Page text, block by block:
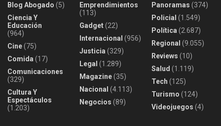
Blog Abogado (5)
Ciencia Y
Educación
(964)
Cine(75)
Comida (17)
Comunicaciones
(329)
Cultura Y
Espectáculos
(1.203)
Emprendimientos
(113)
Gadget(22)
Internacional (956)
Justicia (329)
Legal (1.289)
Magazine(35)
Nacional (4.113)
Negocios (89)
Panoramas (374)
Policial (1.549)
Política (2.687)
Regional (9.055)
Reviews (10)
Salud (1.119)
Tech (125)
Turismo (124)
Videojuegos (4)